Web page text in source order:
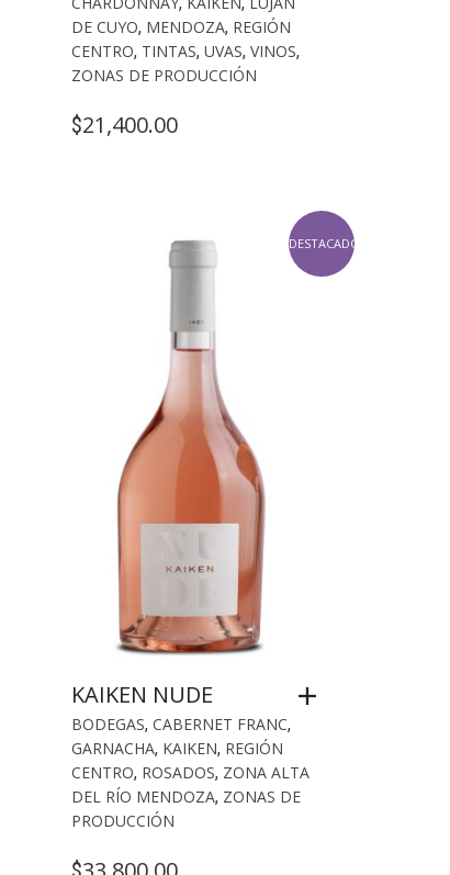
DE CUYO, MENDOZA, REGIÓN
CENTRO, TINTAS,UVAS,VINOS,
ZONAS DE PRODUCCIÓN
$21,400.00
DESTACADO
KAIKEN NUDE
BODEGAS,CABERNET FRANC,
GARNACHA, KAIKEN, REGIÓN
CENTRO, ROSADOS, ZONA ALTA
DEL RÍO MENDOZA, ZONAS DE
PRODUCCIÓN